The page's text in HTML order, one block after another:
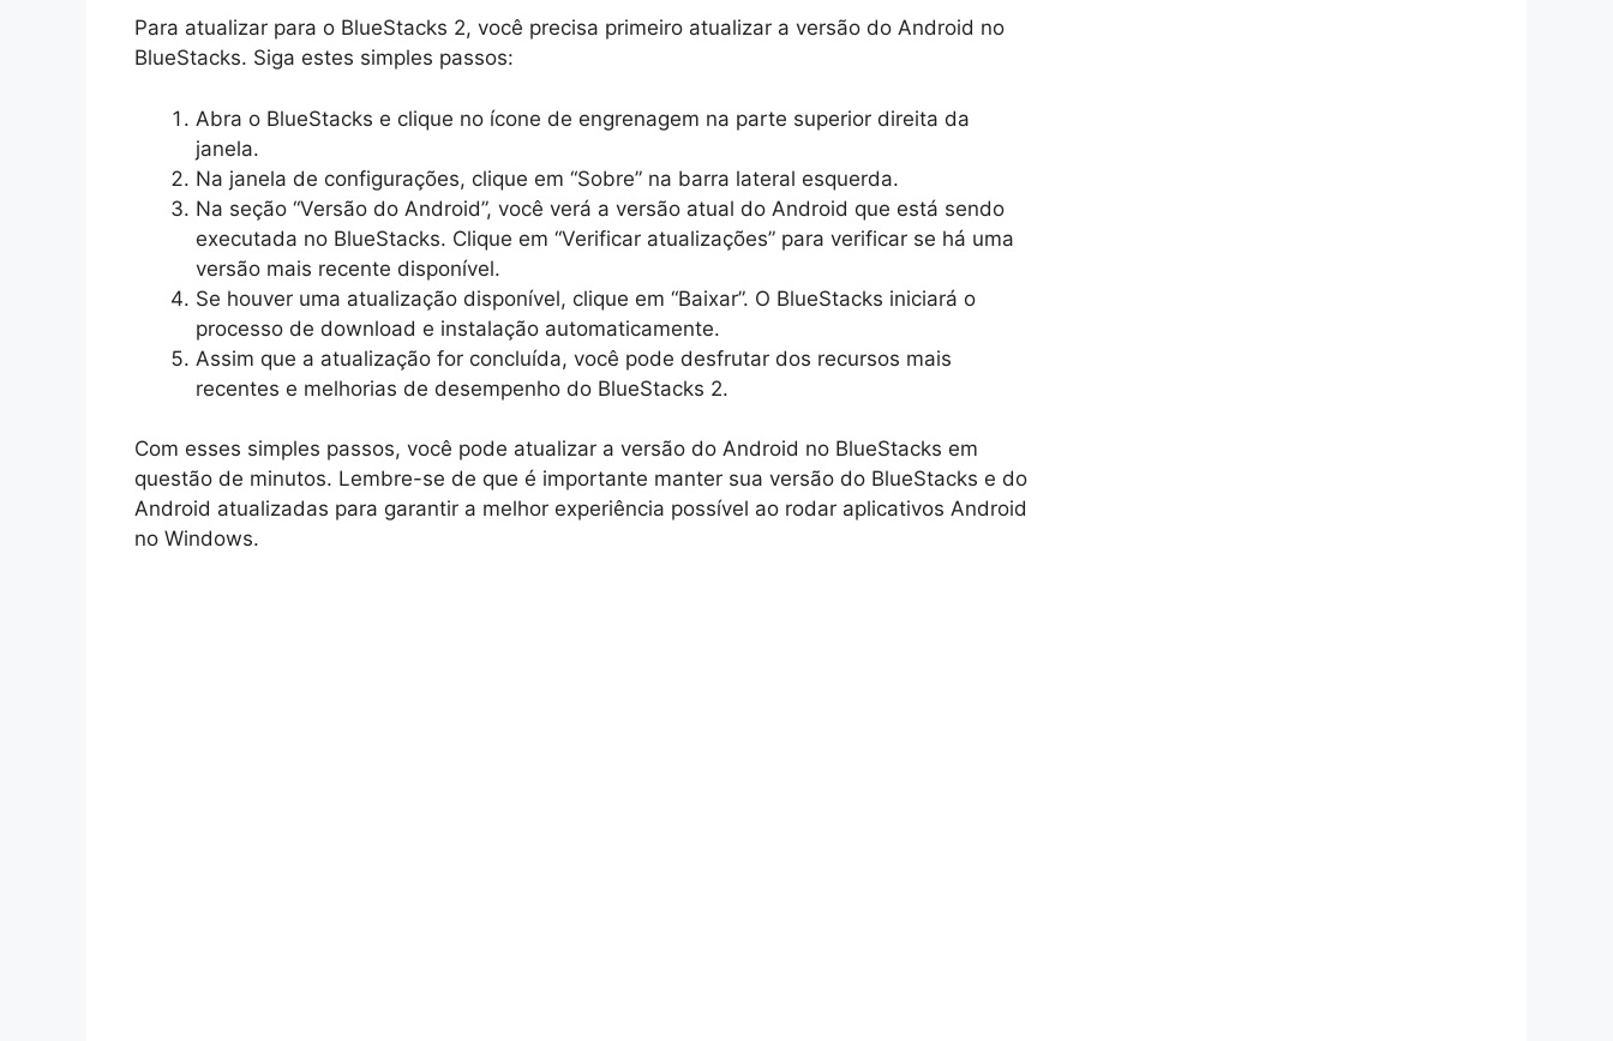
Para atualizar para o BlueStacks 2, você precisa primeiro atualizar a versão do Android no
BlueStacks. Siga estes simples passos:
Abra o BlueStacks e clique no ícone de engrenagem na parte superior direita da
janela.
Na janela de configurações, clique em “Sobre” na barra lateral esquerda.
Na seção “Versão do Android”, você verá a versão atual do Android que está sendo
executada no BlueStacks. Clique em “Verificar atualizações” para verificar se há uma
versão mais recente disponível.
Se houver uma atualização disponível, clique em “Baixar”. O BlueStacks iniciará o
processo de download e instalação automaticamente.
Assim que a atualização for concluída, você pode desfrutar dos recursos mais
recentes e melhorias de desempenho do BlueStacks 2.
Com esses simples passos, você pode atualizar a versão do Android no BlueStacks em
questão de minutos. Lembre-se de que é importante manter sua versão do BlueStacks e do
Android atualizadas para garantir a melhor experiência possível ao rodar aplicativos Android
no Windows.